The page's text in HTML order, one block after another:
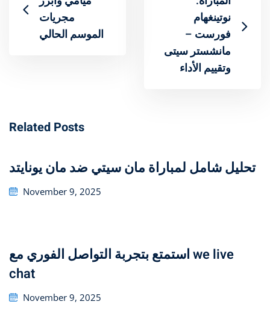
مجريات
الموسم الحالي
نوتينغهام
فورست –
مانشستر سيتى
وتقييم الأداء
Related Posts
تحليل شامل لمباراة مان سيتي ضد مان يونايتد
Posted
November 9, 2025
استمتع بتجربة التواصل الفوري مع we live
chat
Posted
November 9, 2025